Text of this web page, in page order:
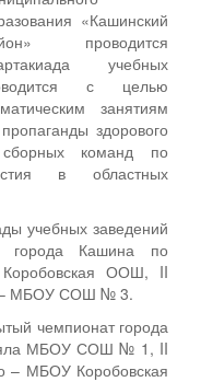
«Кашинский
проводится
учебных
с целью
занятиям
здорового
команд по
в областных
учебных заведений
города Кашина по
ООШ, II
– МБОУ СОШ № 3.
чемпионат города
МБОУ СОШ № 1, II
МБОУ Коробовская